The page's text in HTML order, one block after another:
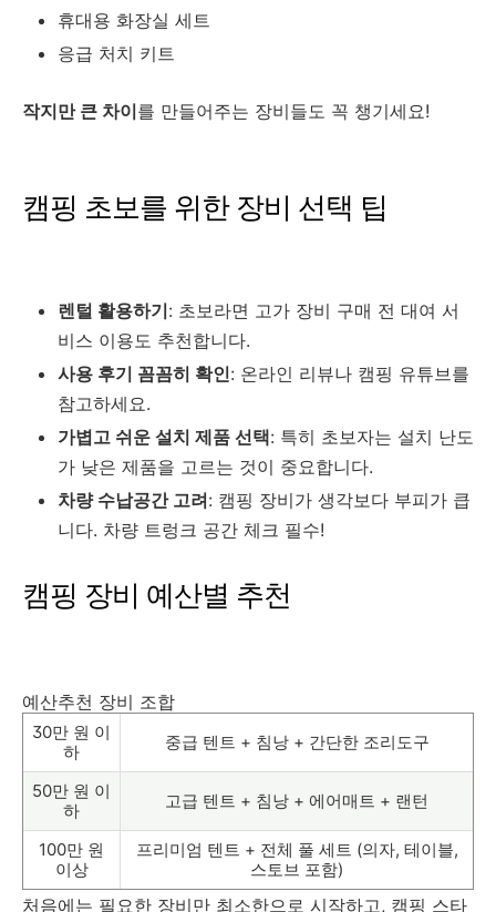
휴대용 화장실 세트
응급 처치 키트
작지만 큰 차이를 만들어주는 장비들도 꼭 챙기세요!
캠핑 초보를 위한 장비 선택 팁
렌털 활용하기: 초보라면 고가 장비 구매 전 대여 서
비스 이용도 추천합니다.
사용 후기 꼼꼼히 확인: 온라인 리뷰나 캠핑 유튜브를
참고하세요.
가볍고 쉬운 설치 제품 선택: 특히 초보자는 설치 난도
가 낮은 제품을 고르는 것이 중요합니다.
차량 수납공간 고려: 캠핑 장비가 생각보다 부피가 큽
니다. 차량 트렁크 공간 체크 필수!
캠핑 장비 예산별 추천
예산추천 장비 조합
30만 원 이
하
중급 텐트 + 침낭 + 간단한 조리도구
50만 원 이
하
고급 텐트 + 침낭 + 에어매트 + 랜턴
100만 원
이상
프리미엄 텐트 + 전체 풀 세트 (의자, 테이블,
스토브 포함)
처음에는 필요한 장비만 최소한으로 시작하고, 캠핑 스타